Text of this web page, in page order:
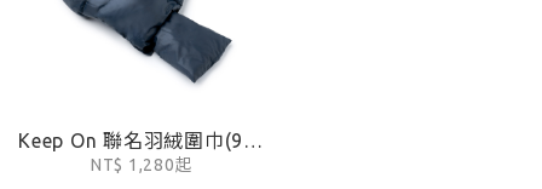
Keep On 聯名羽絨圍巾(90%防潑水羽絨FP880)
NT$ 1,280起